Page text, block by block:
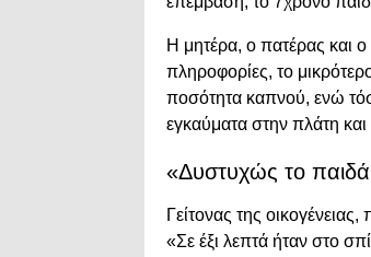
Η μητέρα, ο πατέρας και
πληροφορίες, το
ποσότητα καπνού, ενώ
εγκαύματα στην πλάτη
«Δυστυχώς το
Γείτονας της
«Σε έξι λεπτά ήταν στο